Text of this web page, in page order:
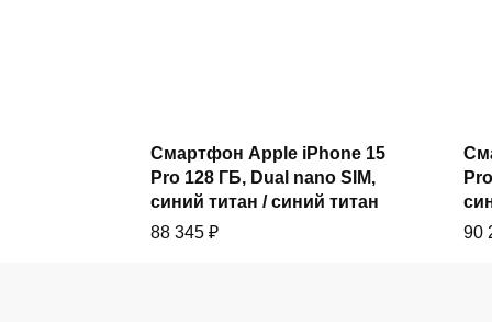
Купить
Смартфон Apple iPhone 15
Pro 128 ГБ, Dual nano SIM,
синий титан / синий титан
88 345 ₽
90